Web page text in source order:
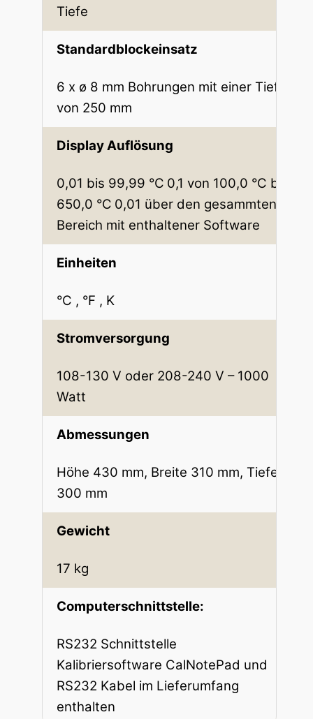
Tiefe
Standardblockeinsatz
6 x ø 8 mm Bohrungen mit einer Tiefe
von 250 mm
Display Auflösung
0,01 bis 99,99 °C 0,1 von 100,0 °C bis
650,0 °C 0,01 über den gesammten
Bereich mit enthaltener Software
Einheiten
°C , °F , K
Stromversorgung
108-130 V oder 208-240 V – 1000
Watt
Abmessungen
Höhe 430 mm, Breite 310 mm, Tiefe
300 mm
Gewicht
17 kg
Computerschnittstelle:
RS232 Schnittstelle
Kalibriersoftware CalNotePad und
RS232 Kabel im Lieferumfang
enthalten